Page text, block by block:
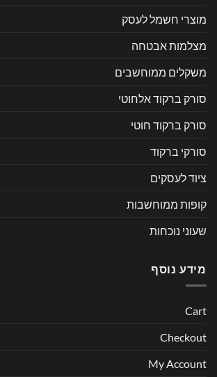
מוצרי חשמל לעסק
מצלמות אבטחה
משקלים ממוחשבים
סורק ברקוד אלחוטי
סורק ברקוד חוטי
סורקי ברקוד
ציוד לעסקים
קופות ממוחשבות
שעוני נוכחות
מידע נוסף
Cart
Checkout
My Account